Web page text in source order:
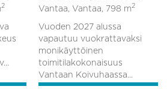
2
Vantaa, Vantaa, 798 m2
Vuoden 2027 alussa
vapautuu vuokrattavaksi
monikäyttöinen
toimitilakokonaisuus
Vantaan Koivuhaassa...